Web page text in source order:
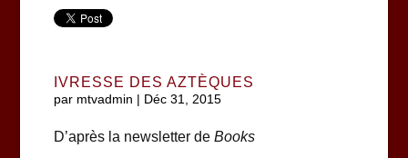
IVRESSE DES AZTÈQUES
par mtvadmin | Déc 31, 2015
D’après la newsletter de Books